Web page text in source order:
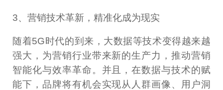
3、营销技术革新，精准化成为现实
随着5G时代的到来，大数据等技术变得越来越
强大，为营销行业带来新的生产力，推动营销
智能化与效率革命。并且，在数据与技术的赋
能下，品牌将有机会实现从人群画像、用户洞